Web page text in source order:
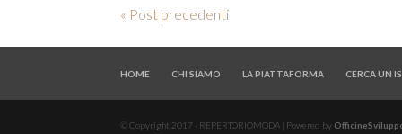
« Post precedenti
HOME CHI SIAMO LA PIATTAFORMA CERCA UN
© Copyright 2017 - REPERTORIOMODA | Powered by